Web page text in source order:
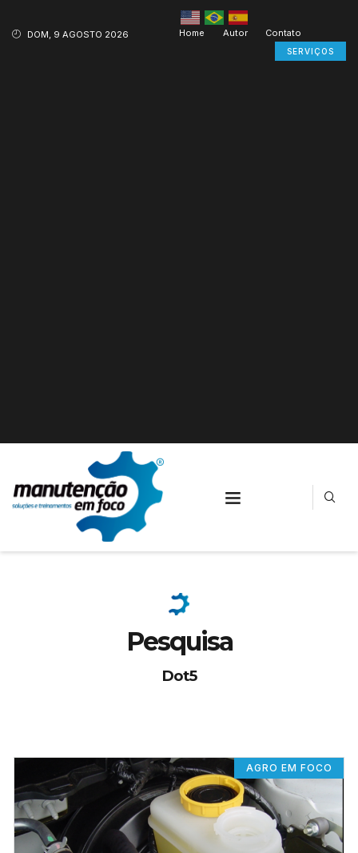
DOM, 9 AGOSTO 2026 Home Autor Contato
SERVIÇOS
Pesquisa
Dot5
AGRO EM FOCO